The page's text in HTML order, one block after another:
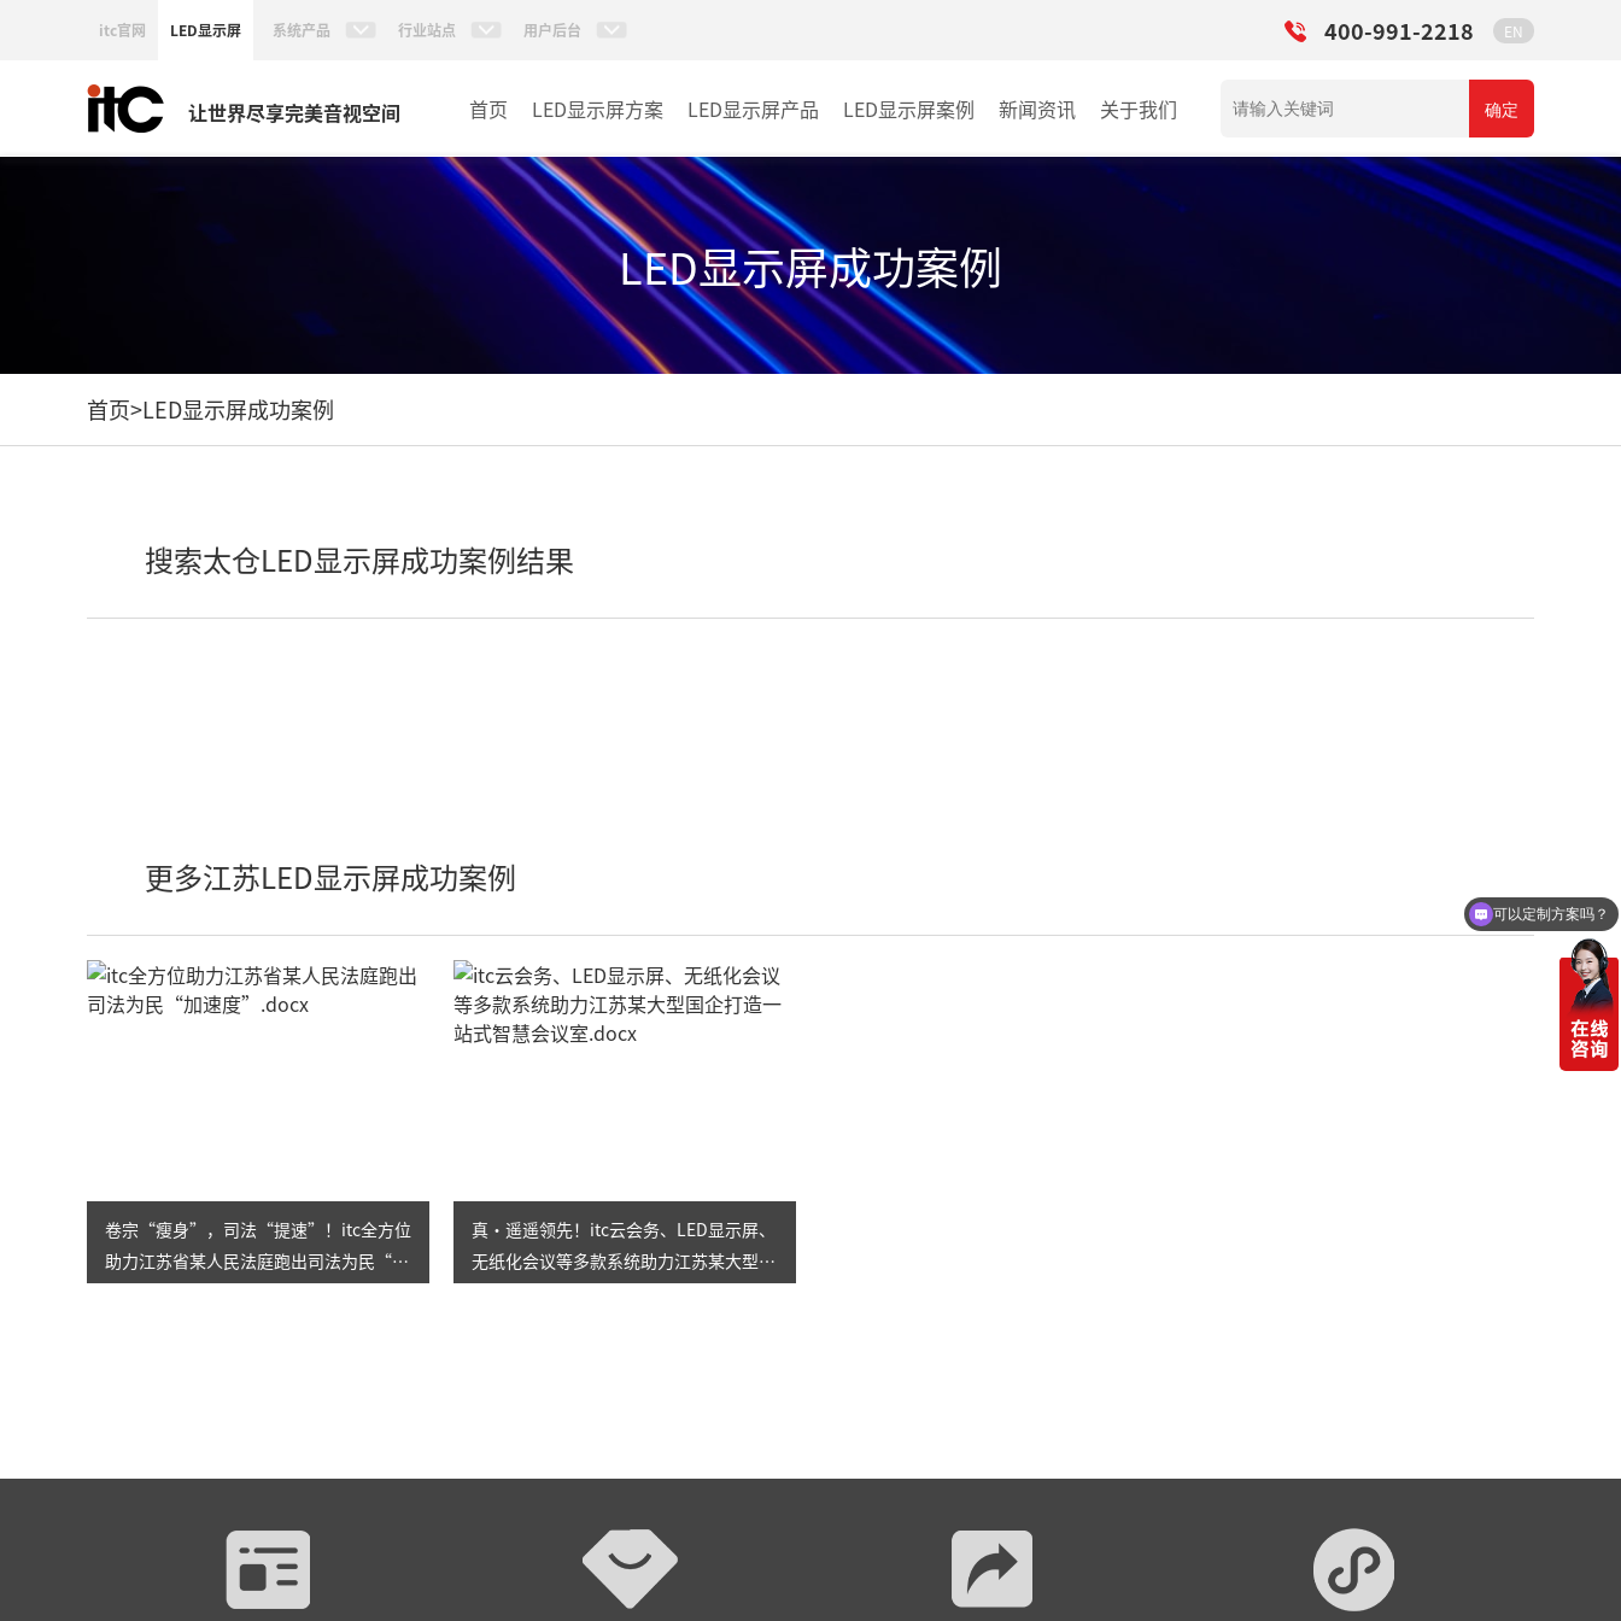
itc官网 LED显示屏 系统产品 行业站点 用户后台 400-991-2218 EN
让世界尽享完美音视空间 首页 LED显示屏方案 LED显示屏产品
小间距LED显示屏
室内LED显示屏
户外LED显示屏
租赁LED显示屏
LED显示屏案例
户外
其它
新闻资讯 关于我们 确定
LED显示屏成功案例
首页>LED显示屏成功案例
搜索太仓LED显示屏成功案例结果
更多江苏LED显示屏成功案例
卷宗“瘦身”，司法“提速”！itc全方位
助力江苏省某人民法庭跑出司法为民“加
真·遥遥领先！itc云会务、LED显示屏、
无纸化会议等多款系统助力江苏某大型国
可以定制方案吗？